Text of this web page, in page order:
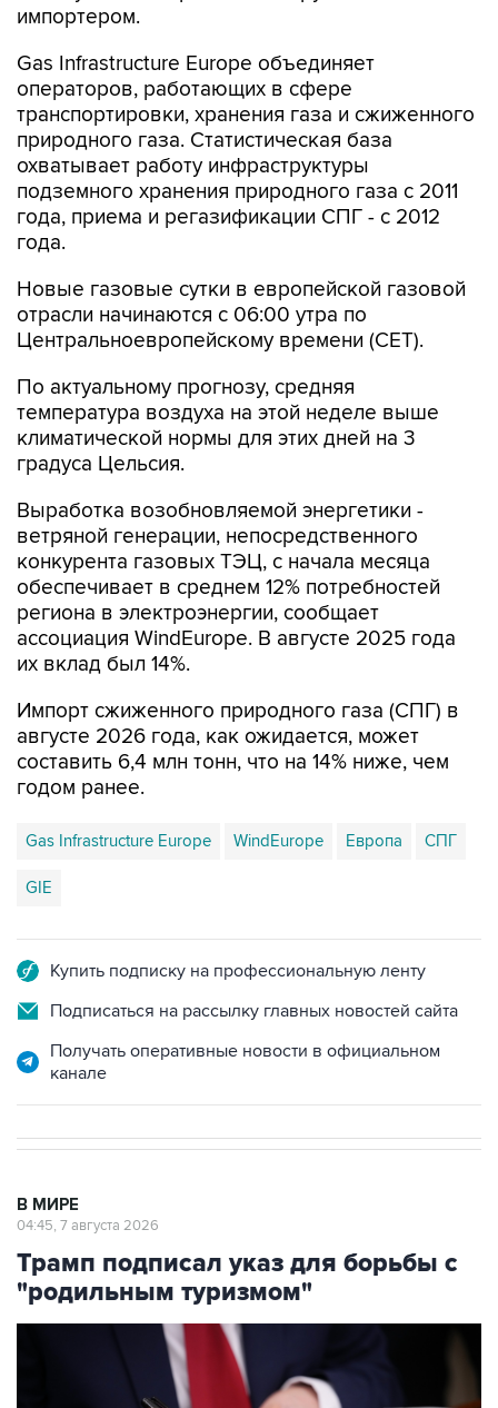
импортером.
Gas Infrastructure Europe объединяет
операторов, работающих в сфере
транспортировки, хранения газа и сжиженного
природного газа. Статистическая база
охватывает работу инфраструктуры
подземного хранения природного газа с 2011
года, приема и регазификации СПГ - с 2012
года.
Новые газовые сутки в европейской газовой
отрасли начинаются c 06:00 утра по
Центральноевропейскому времени (CET).
По актуальному прогнозу, средняя
температура воздуха на этой неделе выше
климатической нормы для этих дней на 3
градуса Цельсия.
Выработка возобновляемой энергетики -
ветряной генерации, непосредственного
конкурента газовых ТЭЦ, с начала месяца
обеспечивает в среднем 12% потребностей
региона в электроэнергии, сообщает
ассоциация WindEurope. В августе 2025 года
их вклад был 14%.
Импорт сжиженного природного газа (СПГ) в
августе 2026 года, как ожидается, может
составить 6,4 млн тонн, что на 14% ниже, чем
годом ранее.
Gas Infrastructure Europe WindEurope Европа СПГ
GIE
Купить подписку на профессиональную ленту
Подписаться на рассылку главных новостей сайта
Получать оперативные новости в официальном
канале
В МИРЕ
04:45, 7 августа 2026
Трамп подписал указ для борьбы с
"родильным туризмом"